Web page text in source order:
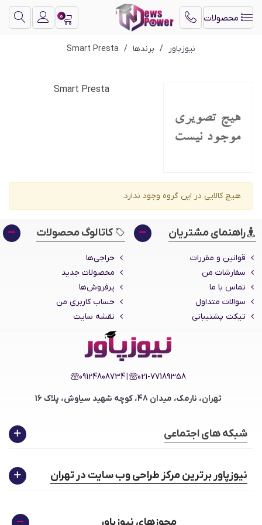
محصولات 0
نیوزپاور / برندها /
Smart Presta
Smart Presta
هیچ کالایی در این گروه وجود ندارد.
راهنمای مشتریان
قوانین و مقررات
سفارشات من
تماس با ما
سوالات متداول
تیکت پشتیبانی
کاتالوگ محصولات
حراجی‌ها
محصولات جدید
پرفروش‌ها
حساب کاربری من
نقشه سایت
021-77189358
|
09124808734
تهران، نارمک، میدان 48، کوچه شهید سیاوش، پلاک 16
شبکه های اجتماعی
نیوزپاور برترین مرکز طراحی وب سایت در تهران